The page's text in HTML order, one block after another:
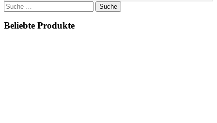
Suche
nach:
Beliebte Produkte